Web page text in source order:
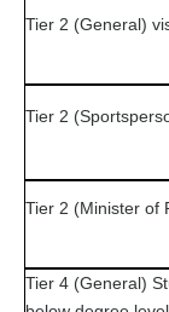
Tier 2 (General)
Tier 2
Tier 2 (Minister of
Tier 4 (General)